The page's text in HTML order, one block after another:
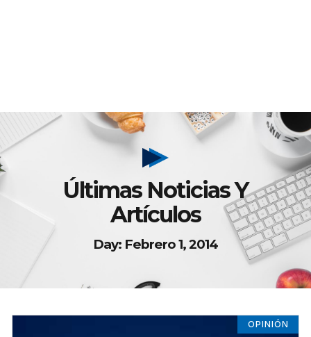
Últimas Noticias Y
Artículos
Day: Febrero 1, 2014
OPINIÓN